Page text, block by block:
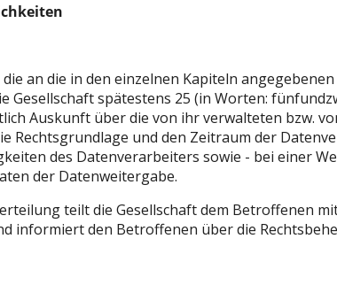
an die in den einzelnen Kapiteln
Gesellschaft spätestens 25 (in Worten:
Auskunft über die von ihr verwalteten bzw.
Rechtsgrundlage und den Zeitraum der
des Datenverarbeiters sowie - bei einer
der Datenweitergabe.
teilt die Gesellschaft dem Betroffenen
informiert den Betroffenen über die